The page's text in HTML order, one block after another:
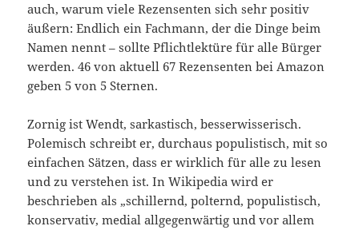
auch, warum viele Rezensenten sich sehr positiv
äußern: Endlich ein Fachmann, der die Dinge beim
Namen nennt – sollte Pflichtlektüre für alle Bürger
werden. 46 von aktuell 67 Rezensenten bei Amazon
geben 5 von 5 Sternen.
Zornig ist Wendt, sarkastisch, besserwisserisch.
Polemisch schreibt er, durchaus populistisch, mit so
einfachen Sätzen, dass er wirklich für alle zu lesen
und zu verstehen ist. In Wikipedia wird er
beschrieben als „schillernd, polternd, populistisch,
konservativ, medial allgegenwärtig und vor allem